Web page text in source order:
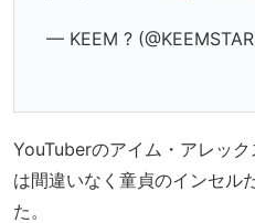
— KEEM ?
YouTuberのアイム・アレッ
は間違いなく童貞のインセル
た。